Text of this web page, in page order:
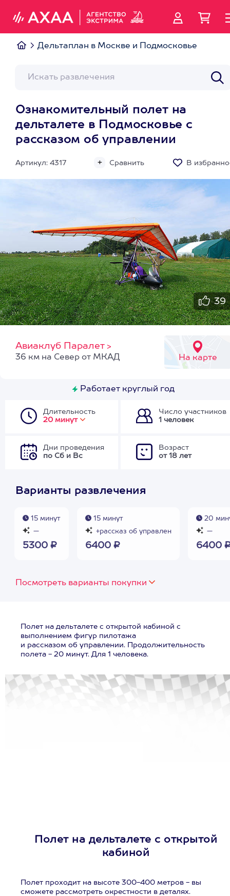
Дельтаплан в Москве и Подмосковье
Ознакомительный полет на
дельталете в Подмосковье с
рассказом об управлении
Артикул: 4317 Сравнить В
39
Авиаклуб Паралет >
На карте
36 км на Север от МКАД
Работает круглый год
Длительность
20 минут
Число участников
1 человек
Дни проведения
по Сб и Вс
Возраст
от 18 лет
Варианты развлечения
15 минут
—
5300 ₽
15 минут
+рассказ об управлен
6400 ₽
20
—
6400
Посмотреть варианты покупки
Полет на дельталете с открытой кабиной с
выполнением фигур пилотажа
и рассказом об управлении. Продолжительность
полета - 20 минут. Для 1 человека.
Полет на дельталете с открытой
кабиной
Полет проходит на высоте 300-400 метров - вы
сможете рассмотреть окрестности в деталях.